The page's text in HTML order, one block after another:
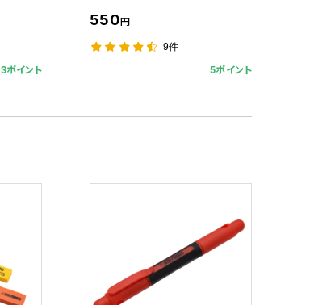
3ポイント
550円
9件
5ポイント